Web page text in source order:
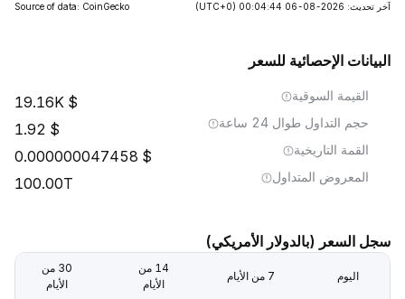
آخر تحديث: 2026-08-06 00:04:44 (UTC+0)
Source of data: CoinGecko
البيانات الإحصائية للسعر
القيمة السوقية 19.16K
حجم التداول طوال 24 ساعة 1.92
القمة التاريخية 0.000000047458
المعروض المتداول 100.00T
سجل السعر (بالدولار الأمريكي)
اليوم 7 من الأيام
14 من
الأيام
30 من
الأيام